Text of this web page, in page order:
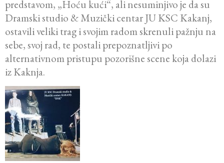
predstavom, „Hoću kući“, ali nesuminjivo je da su
Dramski studio & Muzički centar JU KSC Kakanj,
ostavili veliki trag i svojim radom skrenuli pažnju na
sebe, svoj rad, te postali prepoznatljivi po
alternativnom pristupu pozorišne scene koja dolazi
iz Kaknja.